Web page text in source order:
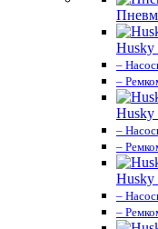
Husky
–
–
Husky
–
–
Husky
–
–